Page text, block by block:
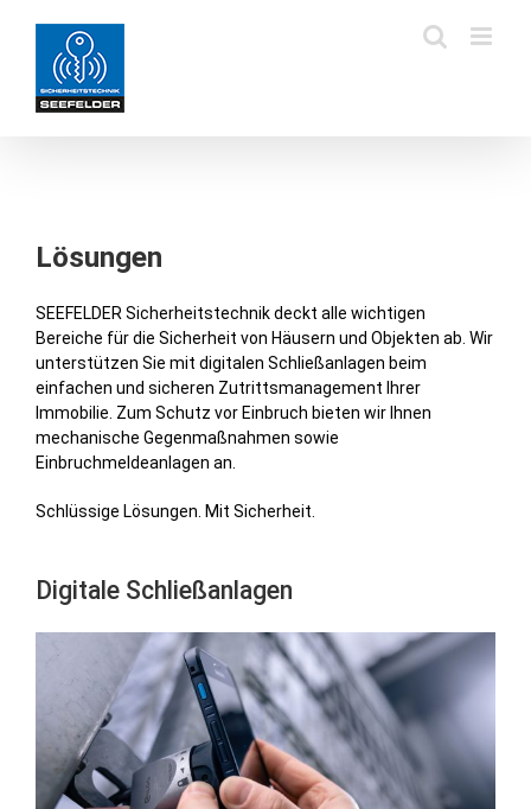
springen
Lösungen
SEEFELDER Sicherheitstechnik deckt alle wichtigen
Bereiche für die Sicherheit von Häusern und Objekten ab. Wir
unterstützen Sie mit digitalen Schließanlagen beim
einfachen und sicheren Zutrittsmanagement Ihrer
Immobilie. Zum Schutz vor Einbruch bieten wir Ihnen
mechanische Gegenmaßnahmen sowie
Einbruchmeldeanlagen an.
Schlüssige Lösungen. Mit Sicherheit.
Digitale Schließanlagen